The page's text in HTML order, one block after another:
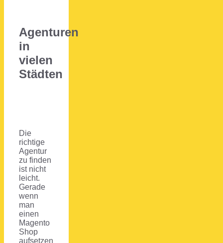
Agenturen
in
vielen
Städten
Die
richtige
Agentur
zu finden
ist nicht
leicht.
Gerade
wenn
man
einen
Magento
Shop
aufsetzen